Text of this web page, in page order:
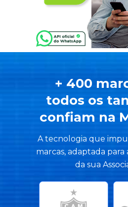
+ 400
todos os
confiam na
A tecnologia que
marcas, adaptada
da sua